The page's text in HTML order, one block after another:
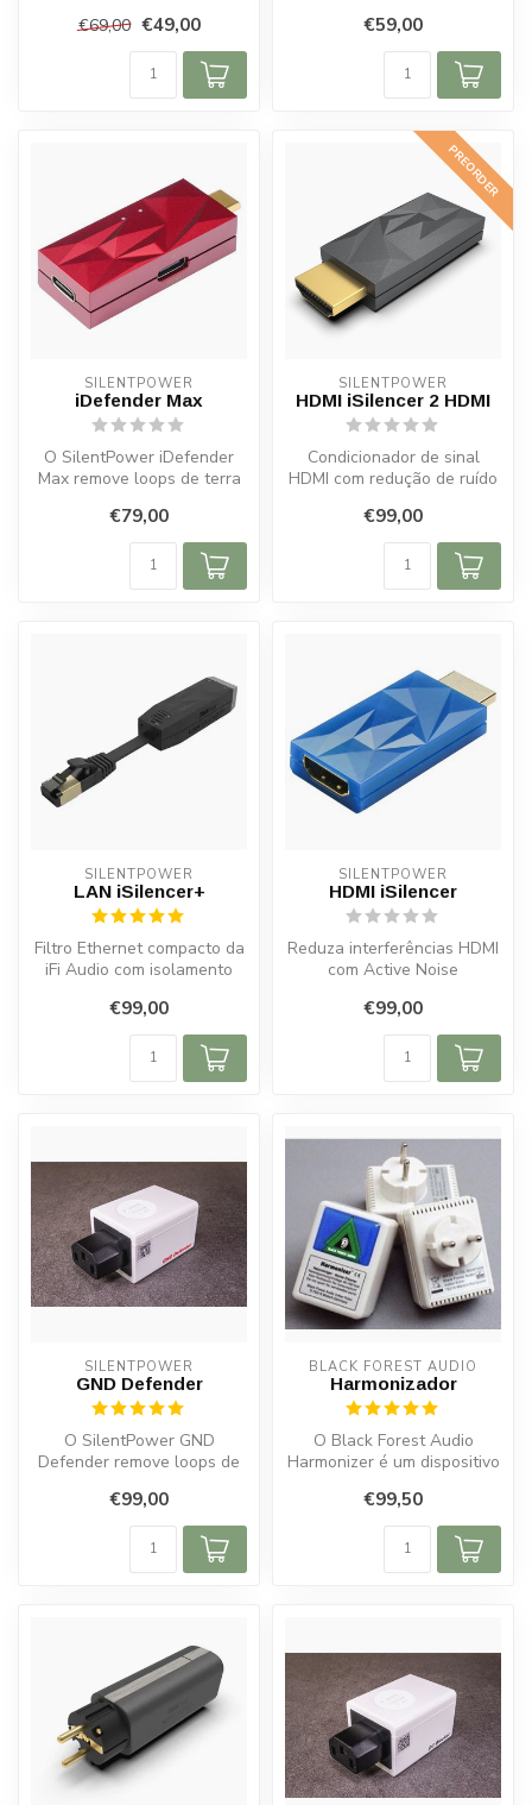
€69,00 €49,00 €59,00
SILENTPOWER
iDefender Max
O SilentPower iDefender
Max remove loops de terra
in...
€79,00
PREORDER
SILENTPOWER
HDMI iSilencer 2 HDMI
Condicionador de sinal
HDMI com redução de ruído
co...
€99,00
SILENTPOWER
LAN iSilencer+
Filtro Ethernet compacto da
iFi Audio com isolamento
pa...
€99,00
SILENTPOWER
HDMI iSilencer
Reduza interferências HDMI
com Active Noise
Elimination....
€99,00
SILENTPOWER
GND Defender
O SilentPower GND
Defender remove loops de
Compatíve...
€99,00
BLACK FOREST AUDIO
Harmonizador
O Black Forest Audio
Harmonizer é um dispositivo
proj...
€99,50